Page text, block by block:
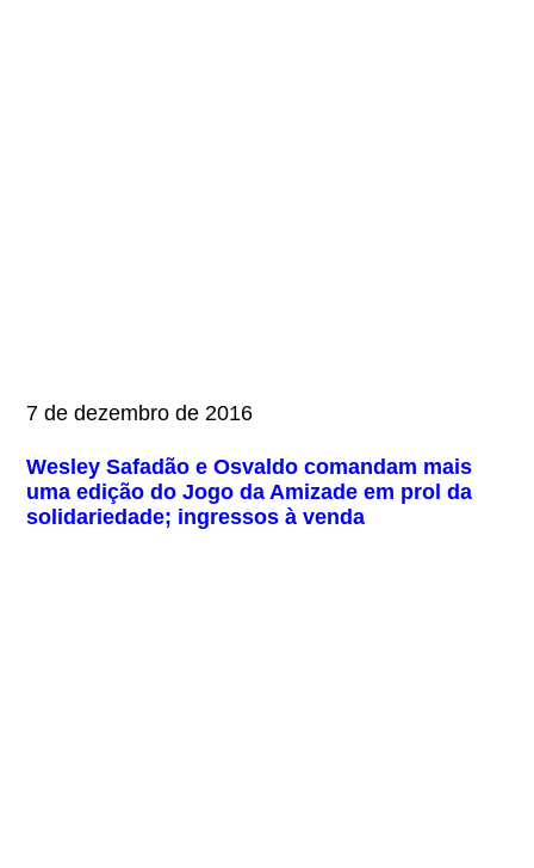
7 de dezembro de 2016
Wesley Safadão e Osvaldo comandam mais
uma edição do Jogo da Amizade em prol da
solidariedade; ingressos à venda